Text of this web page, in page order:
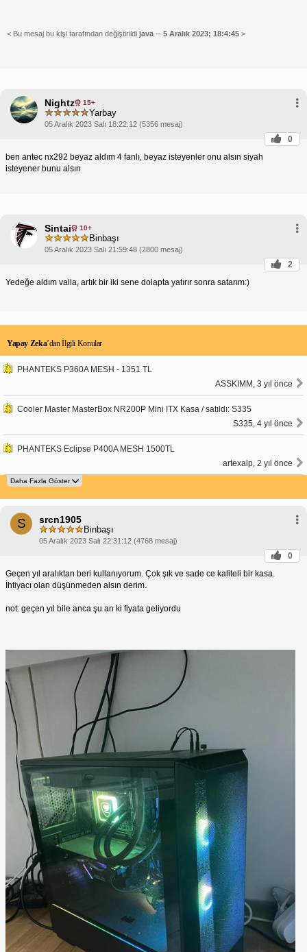
< Bu mesaj bu kişi tarafından değiştirildi java -- 5 Aralık 2023; 18:4:45 >
Nightz 15+
Yarbay
05 Aralık 2023 Salı 18:22:12 (5356 mesaj)
0
ben antec nx292 beyaz aldım 4 fanlı, beyaz isteyenler onu alsın siyah
isteyener bunu alsın
Sintai 10+
Binbaşı
05 Aralık 2023 Salı 21:59:48 (2800 mesaj)
2
Yedeğe aldım valla, artık bir iki sene dolapta yatırır sonra satarım:)
Yapay Zeka’dan İlgili Konular
PHANTEKS P360A MESH - 1351 TL
ASSKIMM, 3 yıl önce
Cooler Master MasterBox NR200P Mini ITX Kasa / satıldı: S335
S335, 4 yıl önce
PHANTEKS Eclipse P400A MESH 1500TL
artexalp, 2 yıl önce
S srcn1905
Binbaşı
05 Aralık 2023 Salı 22:31:12 (4768 mesaj)
0
Geçen yıl aralıktan beri kullanıyorum. Çok şık ve sade ce kaliteli bir kasa.
İhtiyacı olan düşünmeden alsın derim.
not: geçen yıl bile anca şu an ki fiyata geliyordu